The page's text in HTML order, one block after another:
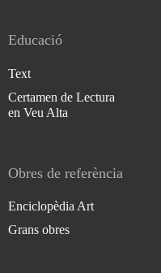
Educació
Text
Certamen de Lectura
en Veu Alta
Obres de referència
Enciclopèdia Art
Grans obres